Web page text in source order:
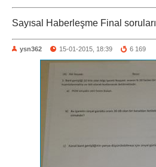
Sayısal Haberleşme Final soruları
ysn362 15-01-2015, 18:39 6 169